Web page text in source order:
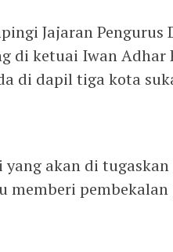
Jajaran Pengurus
di ketuai Iwan Adhar
di dapil tiga kota
akan di
pembekalan